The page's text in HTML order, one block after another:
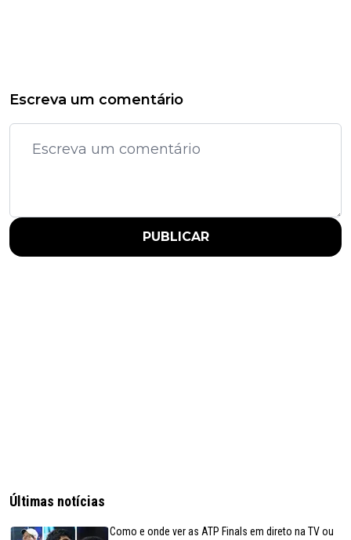
Escreva um comentário
PUBLICAR
Últimas notícias
Como e onde ver as ATP Finals em direto na TV ou